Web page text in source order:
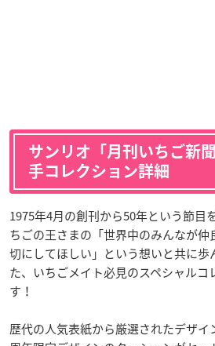
サンリオ「月刊いちご新
手コレクション詳細
1975年4月の創刊から50年という節目
ちごの王さまの「世界中のみんなが
切にしてほしい」という想いと共に歩
た、いちごメイト必見のスペシャルコ
す！
歴代の人気表紙から厳選されたデザイ